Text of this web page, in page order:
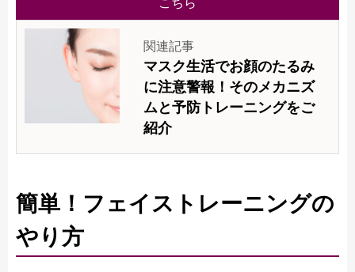
関連記事
マスク生活でお顔のたるみ
に注意警報！そのメカニズ
ムと予防トレーニングをご
紹介
簡単！フェイストレーニングの
やり方